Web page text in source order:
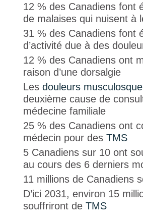
12 % des Canadiens font
de malaises qui nuisent à
31 % des Canadiens font
d’activité due à des
12 % des Canadiens ont
raison d’une dorsalgie
Les douleurs
deuxième cause de
médecine familiale
25 % des Canadiens ont
médecin pour des TMS
5 Canadiens sur 10 ont
au cours des 6 derniers
11 millions de Canadiens
D’ici 2031, environ 15
souffriront de TMS